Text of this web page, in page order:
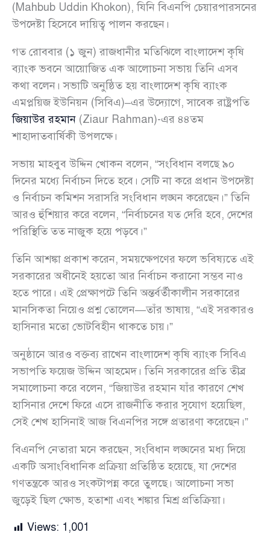
(Mahbub Uddin Khokon), যিনি বিএনপি চেয়ারপারসনের
উপদেষ্টা হিসেবে দায়িত্ব পালন করছেন।
গত রোববার (১ জুন) রাজধানীর মতিঝিলে বাংলাদেশ কৃষি
ব্যাংক ভবনে আয়োজিত এক আলোচনা সভায় তিনি এসব
কথা বলেন। সভাটি অনুষ্ঠিত হয় বাংলাদেশ কৃষি ব্যাংক
এমপ্লয়িজ ইউনিয়ন (সিবিএ)–এর উদ্যোগে, সাবেক রাষ্ট্রপতি
জিয়াউর রহমান (Ziaur Rahman)-এর ৪৪তম
শাহাদাতবার্ষিকী উপলক্ষে।
সভায় মাহবুব উদ্দিন খোকন বলেন, “সংবিধান বলছে ৯০
দিনের মধ্যে নির্বাচন দিতে হবে। সেটি না করে প্রধান উপদেষ্টা
ও নির্বাচন কমিশন সরাসরি সংবিধান লঙ্ঘন করেছেন।” তিনি
আরও হুঁশিয়ার করে বলেন, “নির্বাচনের যত দেরি হবে, দেশের
পরিস্থিতি তত নাজুক হয়ে পড়বে।”
তিনি আশঙ্কা প্রকাশ করেন, সময়ক্ষেপণের ফলে ভবিষ্যতে এই
সরকারের অধীনেই হয়তো আর নির্বাচন করানো সম্ভব নাও
হতে পারে। এই প্রেক্ষাপটে তিনি অন্তর্বর্তীকালীন সরকারের
মানসিকতা নিয়েও প্রশ্ন তোলেন—তাঁর ভাষায়, “এই সরকারও
হাসিনার মতো ভোটবিহীন থাকতে চায়।”
অনুষ্ঠানে আরও বক্তব্য রাখেন বাংলাদেশ কৃষি ব্যাংক সিবিএ
সভাপতি ফয়েজ উদ্দিন আহমেদ। তিনি সরকারের প্রতি তীব্র
সমালোচনা করে বলেন, “জিয়াউর রহমান যাঁর কারণে শেখ
হাসিনার দেশে ফিরে এসে রাজনীতি করার সুযোগ হয়েছিল,
সেই শেখ হাসিনাই আজ বিএনপির সঙ্গে প্রতারণা করেছেন।”
বিএনপি নেতারা মনে করছেন, সংবিধান লঙ্ঘনের মধ্য দিয়ে
একটি অসাংবিধানিক প্রক্রিয়া প্রতিষ্ঠিত হয়েছে, যা দেশের
গণতন্ত্রকে আরও সংকটাপন্ন করে তুলছে। আলোচনা সভা
জুড়েই ছিল ক্ষোভ, হতাশা এবং শঙ্কার মিশ্র প্রতিক্রিয়া।
Views: 1,001